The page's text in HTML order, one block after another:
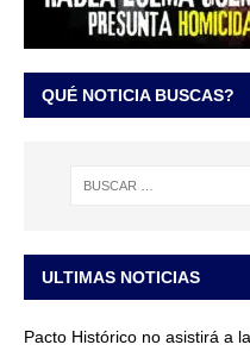
QUÉ NOTICIA BUSCAS?
ULTIMAS NOTICIAS
Pacto Histórico no asistirá a